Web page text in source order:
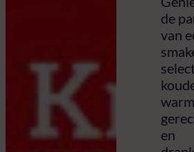
de
van
en